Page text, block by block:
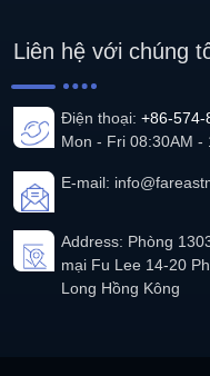
Liên hệ với chúng
Điện thoại: +86-574-
Mon - Fri 08:30AM -
E-mail:
Address: Phòng
mại Fu Lee 14-20
Long Hồng Kông